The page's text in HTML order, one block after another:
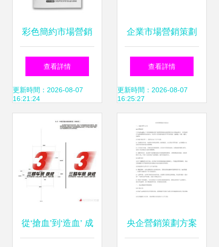
彩色簡約市場營銷
策劃方案活動策劃
報告
查看詳情
更新時間：2026-08-07
16:21:24
企業市場營銷策劃
全流程指南 從策略
落地到實戰技巧
查看詳情
更新時間：2026-08-07
16:25:27
從‘搶血’到‘造血’ 成 央企營銷策劃方案